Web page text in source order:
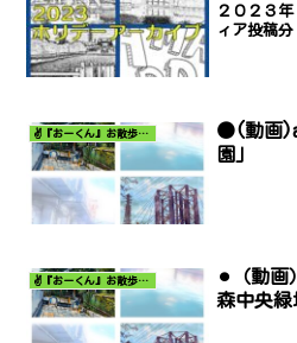
２０２３
ィア投稿分
✌️『おーくん』お散歩日記〜どんな出会いがあるだろう〜
●(動画
園」
✌️『おーくん』お散歩日記〜どんな出会いがあるだろう〜
⚫︎（動
森中央緑